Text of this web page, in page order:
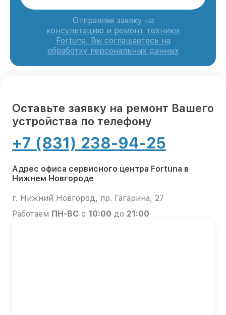
Отправляя заявку на
консультацию и ремонт техники
Fortuna, Вы соглашаетесь на
обработку персональных данных
Оставьте заявку на ремонт Вашего
устройства по телефону
+7 (831) 238-94-25
Адрес офиса сервисного центра Fortuna в
Нижнем Новгороде
г. Нижний Новгород, пр. Гагарина, 27
Работаем ПН-ВС с 10:00 до 21:00